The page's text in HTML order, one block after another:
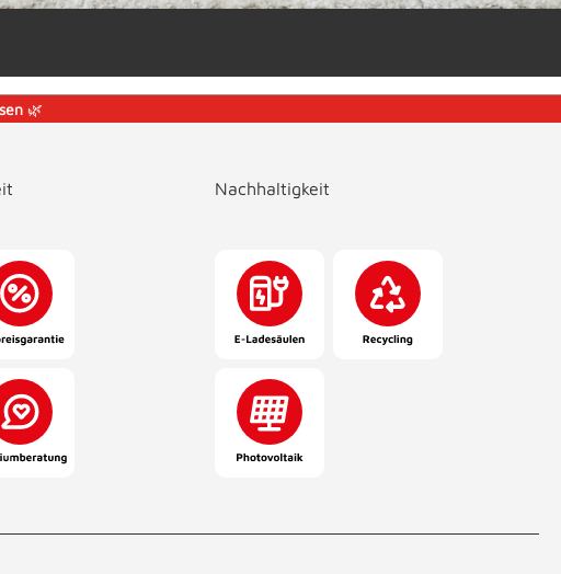
🌿
Nachhaltigkeit